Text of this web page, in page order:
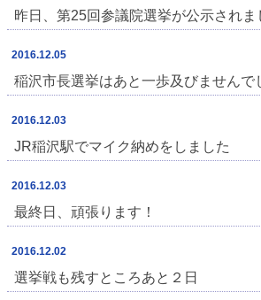
昨日、第25回参議院選挙が公示されま
2016.12.05
稲沢市長選挙はあと一歩及びませんで
2016.12.03
JR稲沢駅でマイク納めをしました
2016.12.03
最終日、頑張ります！
2016.12.02
選挙戦も残すところあと２日